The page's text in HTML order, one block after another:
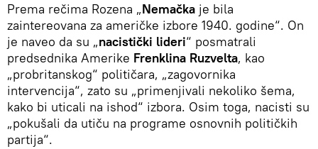
Prema rečima Rozena „Nemačka je bila
zaintereovana za američke izbore 1940. godine“. On
je naveo da su „nacistički lideri“ posmatrali
predsednika Amerike Frenklina Ruzvelta, kao
„probritanskog“ političara, „zagovornika
intervencija“, zato su „primenjivali nekoliko šema,
kako bi uticali na ishod“ izbora. Osim toga, nacisti su
„pokušali da utiču na programe osnovnih političkih
partija“.